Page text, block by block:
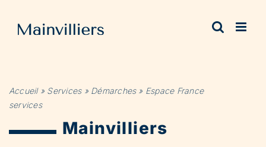
contenu
Accueil» Services» Démarches» Espace France
services
Mainvilliers